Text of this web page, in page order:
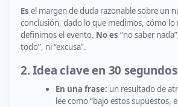
Es el margen de duda razonable sobre un
conclusión, dado lo que medimos, cómo
definimos el evento. No es “no saber
todo”, ni “excusa”.
2. Idea clave en 30 segundos
En una frase: un resultado de
lee como “bajo estos supuestos,